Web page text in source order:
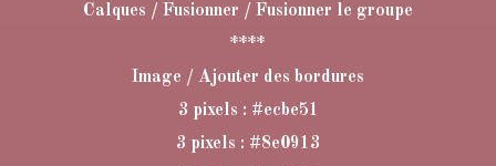
Calques / Fusionner / Fusionner le groupe
****
Image / Ajouter des bordures
3 pixels : #ecbe51
3 pixels : #8e0913